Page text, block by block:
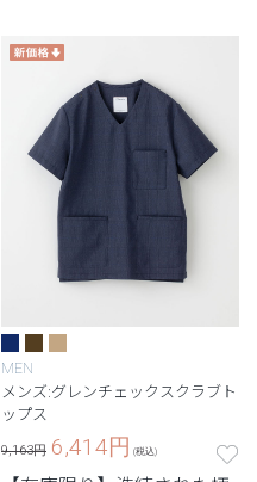
MEN
メンズ:グレンチェックスクラブト
ップス
9,163円 6,414円 (税込)